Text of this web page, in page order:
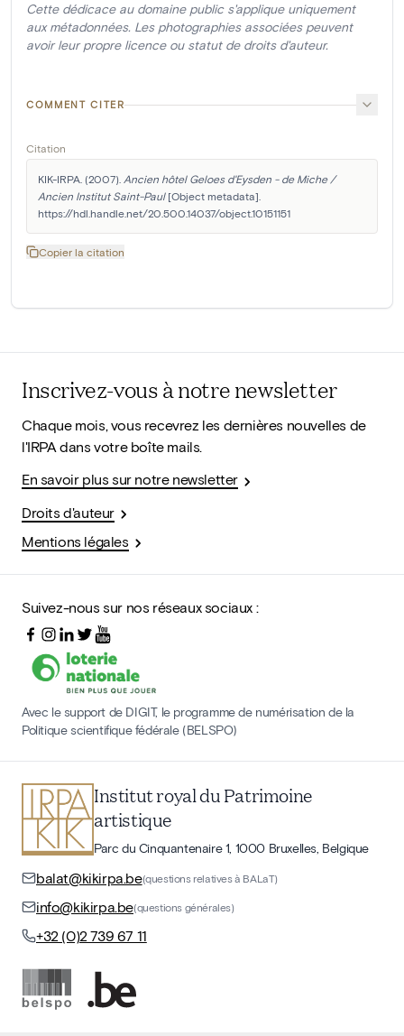
Cette dédicace au domaine public s'applique uniquement
aux métadonnées. Les photographies associées peuvent
avoir leur propre licence ou statut de droits d'auteur.
COMMENT CITER
Citation
KIK-IRPA. (2007). Ancien hôtel Geloes d'Eysden - de Miche /
Ancien Institut Saint-Paul [Object metadata].
https://hdl.handle.net/20.500.14037/object.10151151
Copier la citation
Inscrivez-vous à notre newsletter
Chaque mois, vous recevrez les dernières nouvelles de
l'IRPA dans votre boîte mails.
En savoir plus sur notre newsletter
Droits d'auteur
Mentions légales
Suivez-nous sur nos réseaux sociaux :
Avec le support de DIGIT, le programme de numérisation de la
Politique scientifique fédérale (BELSPO)
Institut royal du Patrimoine
artistique
Parc du Cinquantenaire 1, 1000 Bruxelles, Belgique
balat@kikirpa.be(questions relatives à BALaT)
info@kikirpa.be(questions générales)
+32 (0)2 739 67 11